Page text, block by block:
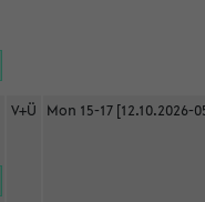
V+Ü Mon 15-17 [12.10.2026-